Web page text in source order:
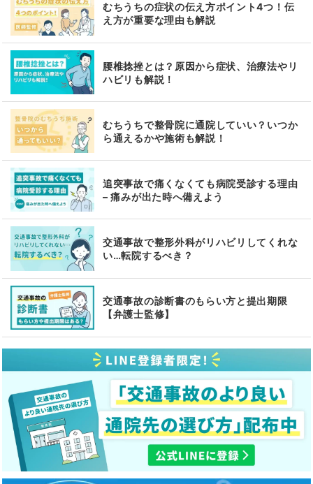
むちうちの症状の伝え方ポイント4つ！伝
え方が重要な理由も解説
腰椎捻挫とは？原因から症状、治療法やリ
ハビリも解説！
むちうちで整骨院に通院していい？いつか
ら通えるかや施術も解説！
追突事故で痛くなくても病院受診する理由
– 痛みが出た時へ備えよう
交通事故で整形外科がリハビリしてくれな
い…転院するべき？
交通事故の診断書のもらい方と提出期限
【弁護士監修】